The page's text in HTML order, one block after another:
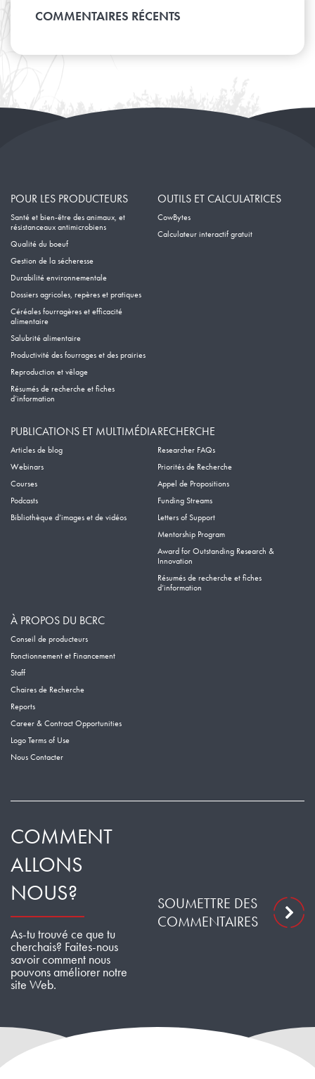
Janvier
Février
Mars
Mai
Février
COMMENTAIRES RÉCENTS
POUR LES PRODUCTEURS
Santé et bien-être des animaux, et
résistanceaux antimicrobiens
Qualité du boeuf
Gestion de la sécheresse
Durabilité environnementale
Dossiers agricoles, repères et pratiques
Céréales fourragères et efficacité
alimentaire
Salubrité alimentaire
Productivité des fourrages et des prairies
Reproduction et vêlage
Résumés de recherche et fiches
d’information
OUTILS ET CALCULATRICES
CowBytes
Calculateur interactif gratuit
PUBLICATIONS ET MULTIMÉDIA
Articles de blog
Webinars
Courses
Podcasts
Bibliothèque d’images et de vidéos
RECHERCHE
Researcher FAQs
Priorités de Recherche
Appel de Propositions
Funding Streams
Letters of Support
Mentorship Program
Award for Outstanding Research &
Innovation
Résumés de recherche et fiches
d’information
À PROPOS DU BCRC
Conseil de producteurs
Fonctionnement et Financement
Staff
Chaires de Recherche
Reports
Career & Contract Opportunities
Logo Terms of Use
Nous Contacter
COMMENT
ALLONS
NOUS?
As-tu trouvé ce que tu
cherchais? Faites-nous
savoir comment nous
pouvons améliorer notre
site Web.
SOUMETTRE DES
COMMENTAIRES